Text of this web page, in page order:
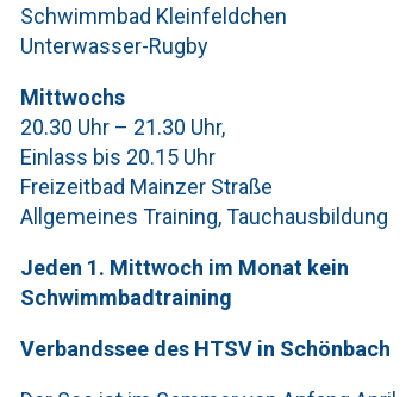
Schwimmbad Kleinfeldchen
Unterwasser-Rugby
Mittwochs
20.30 Uhr – 21.30 Uhr,
Einlass bis 20.15 Uhr
Freizeitbad Mainzer Straße
Allgemeines Training, Tauchausbildung
Jeden 1. Mittwoch im Monat kein
Schwimmbadtraining
Verbandssee des HTSV in Schönbach